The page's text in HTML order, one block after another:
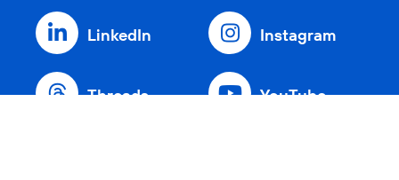
LinkedIn Instagram
Threads YouTube